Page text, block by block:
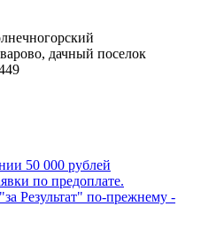
дачный поселок
50 000 рублей
по предоплате.
Результат" по-прежнему -